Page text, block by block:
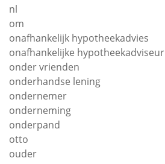
nl
om
onafhankelijk hypotheekadvies
onafhankelijke hypotheekadviseur
onder vrienden
onderhandse lening
ondernemer
onderneming
onderpand
otto
ouder